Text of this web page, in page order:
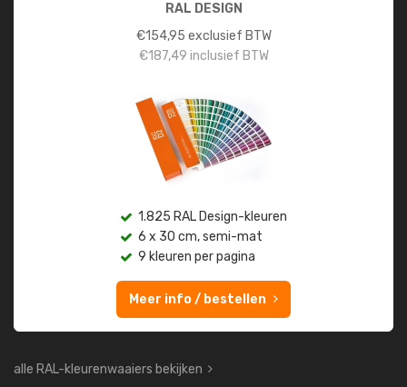
RAL DESIGN
€154,95 exclusief BTW
€187,49 inclusief BTW
1.825 RAL Design-kleuren
6 x 30 cm, semi-mat
9 kleuren per pagina
Meer info / bestellen
alle RAL-kleurenwaaiers bekijken